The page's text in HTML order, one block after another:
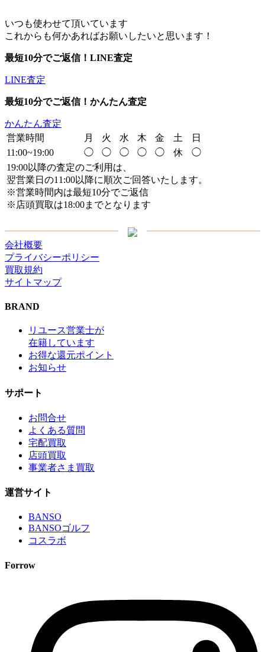
いつも使わせて頂いています
これからも何かあればお願いしたいと思います！
最短10分でご返信！ LINE査定
LINE査定
最短10分でご返信！ かんたん査定
かんたん査定
営業時間
月 火 水 木 金 土
日
11:00~19:00
◯ ◯ ◯ ◯ ◯ 休
◯
19:00以降の査定のご利用は、
翌営業日の11:00以降に順次ご回答いたします。
※営業時間内は最短10分でご返信
※店頭買取は18:00までとなります
会社概要
プライバシーポリシー
買取規約
サイトマップ
BRAND
リユース営業士が
在籍しています
お得な還元ポイント
お知らせ
サポート
お問合せ
よくある質問
宅配買取
店頭買取
事業者さま買取
運営サイト
BANSO
BANSOゴルフ
コスラボ
Forrow